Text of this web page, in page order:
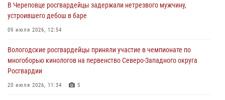
нарушителя на питбайке
31 июля 2026, 06:43
В Череповце росгвардейцы задержали нетрезвого мужчину,
устроившего дебош в баре
09 июля 2026, 12:54
Вологодские росгвардейцы приняли участие в чемпионате по
многоборью кинологов на первенство Северо-Западного округа
Росгвардии
20 июля 2026, 11:34 5